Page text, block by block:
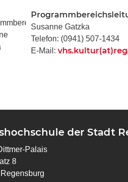
Susanne Gatzka
Telefon: (0941) 507-1434
E-Mail:
der Stadt
Palais
8